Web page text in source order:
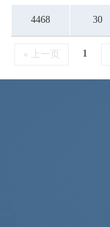
4468 30
« 上一页 1